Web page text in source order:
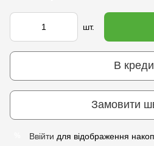
шт.
В
Замовити
Ввійти для відображення